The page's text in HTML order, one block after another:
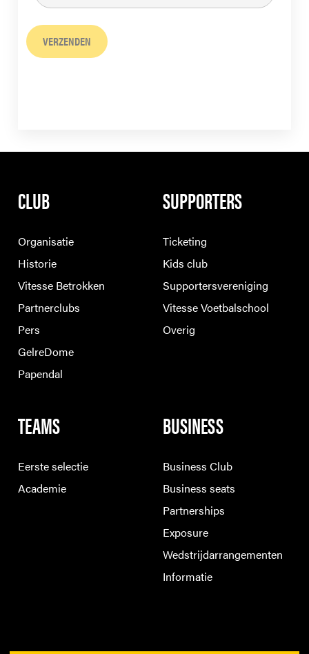
VERZENDEN
CLUB
Organisatie
Historie
Vitesse Betrokken
Partnerclubs
Pers
GelreDome
Papendal
SUPPORTERS
Ticketing
Kids club
Supportersvereniging
Vitesse Voetbalschool
Overig
TEAMS
Eerste selectie
Academie
BUSINESS
Business Club
Business seats
Partnerships
Exposure
Wedstrijdarrangementen
Informatie